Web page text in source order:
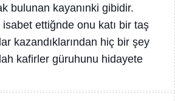
bulunan kayanınki gibidir.
ettiğnde onu katı bir taş
kazandıklarından hiç bir şey
kafirler güruhunu hidayete